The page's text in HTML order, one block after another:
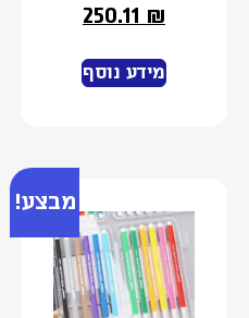
250.11₪
מידע נוסף
מבצע!